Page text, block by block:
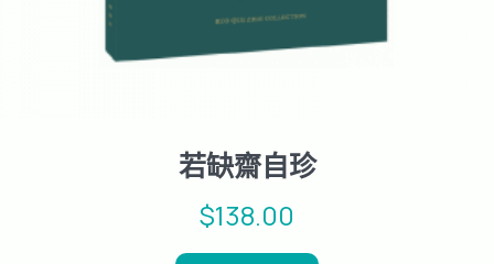
若缺齋自珍
$138.00